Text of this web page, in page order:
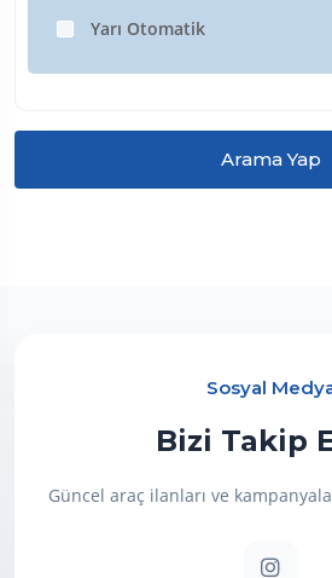
Yarı Otomatik
Arama Yap
Sosyal
Bizi Takip
Güncel araç ilanları ve